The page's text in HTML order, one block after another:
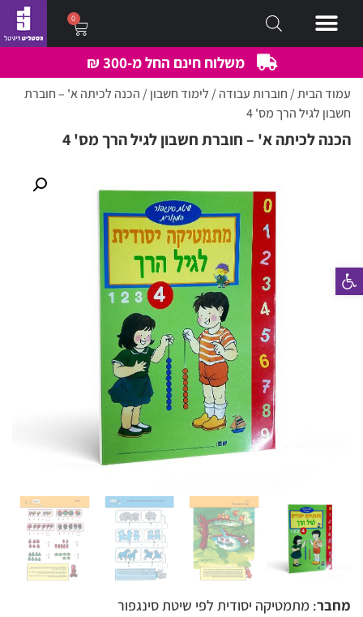
פתח סרגל נגישות
0
משלוח חינם החל מ-300 ₪
עמוד הבית/חוברות עבודה /לימוד חשבון / הכנה לכיתה א' – חוברת
חשבון לגיל הרך מס' 4
הכנה לכיתה א' – חוברת חשבון לגיל הרך מס' 4
מחבר: מתמטיקה יסודית לפי שיטת סינגפור